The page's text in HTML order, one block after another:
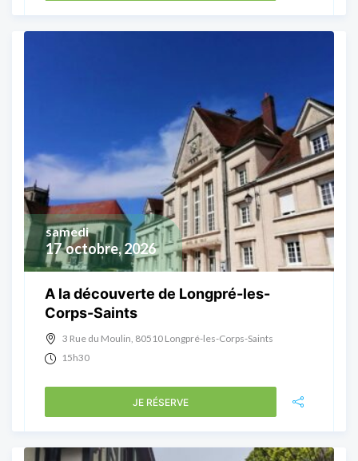
17 octobre, 2026
samedi
A la découverte de Longpré-les-
Corps-Saints
3 Rue du Moulin, 80510 Longpré-les-Corps-Saints
15h30
JE RÉSERVE